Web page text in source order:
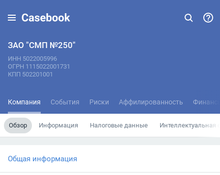
ЗАО "СМП №250"
ИНН 5022005996
ОГРН 1115022001731
КПП 502201001
Компания События Риски Аффилированность
Обзор Информация Налоговые данные Интеллектуальная
Общая информация